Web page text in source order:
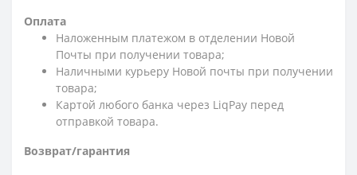
Оплата
Наложенным платежом в отделении Новой
Почты при получении товара;
Наличными курьеру Новой почты при получении
товара;
Картой любого банка через LiqPay перед
отправкой товара.
Возврат/гарантия